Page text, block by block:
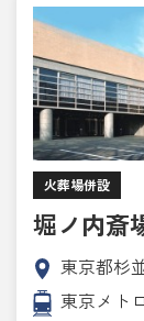
火葬場併設
堀ノ内斎
東京都杉
東京メト